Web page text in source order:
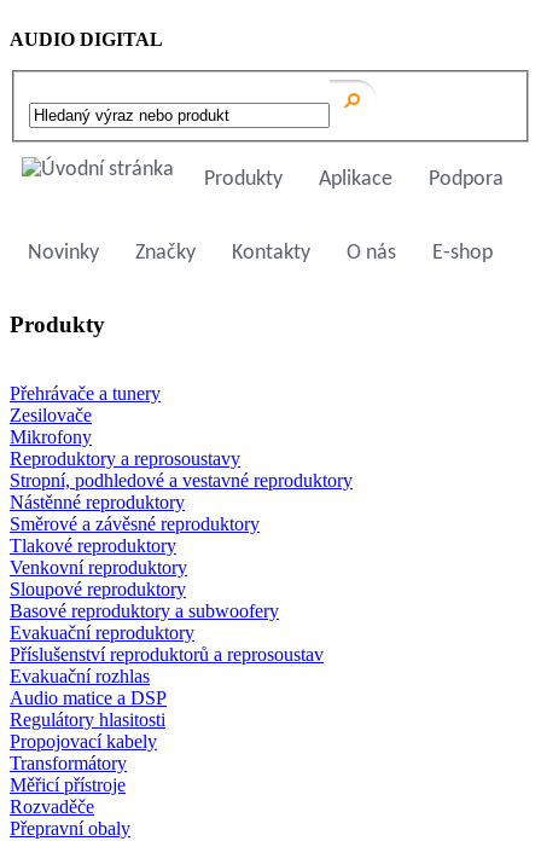
AUDIO DIGITAL
Produkty Aplikace Podpora
Novinky Značky Kontakty O nás E-shop
Produkty
Přehrávače a tunery
Zesilovače
Mikrofony
Reproduktory a reprosoustavy
Stropní, podhledové a vestavné reproduktory
Nástěnné reproduktory
Směrové a závěsné reproduktory
Tlakové reproduktory
Venkovní reproduktory
Sloupové reproduktory
Basové reproduktory a subwoofery
Evakuační reproduktory
Příslušenství reproduktorů a reprosoustav
Evakuační rozhlas
Audio matice a DSP
Regulátory hlasitosti
Propojovací kabely
Transformátory
Měřicí přístroje
Rozvaděče
Přepravní obaly